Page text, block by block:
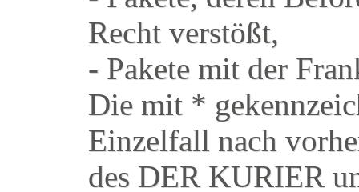
Recht verstößt,
- Pakete mit der
Die mit *
Einzelfall nach
des DER KURIER